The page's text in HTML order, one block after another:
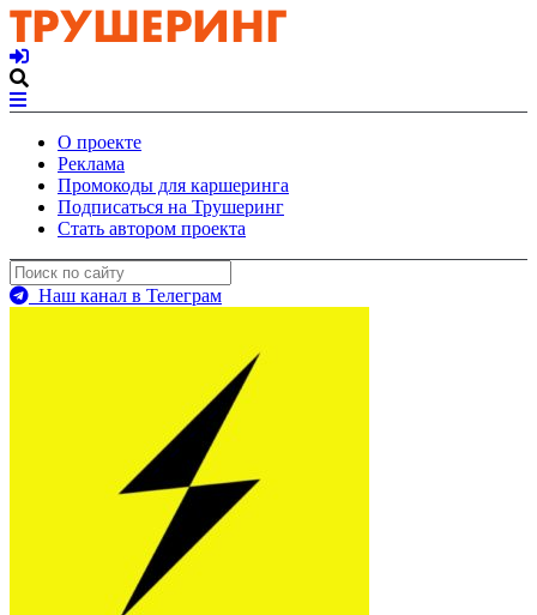
О проекте
Реклама
Промокоды для каршеринга
Подписаться на Трушеринг
Стать автором проекта
Наш канал в Телеграм